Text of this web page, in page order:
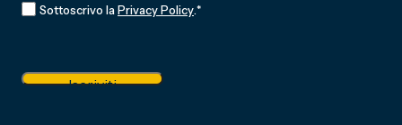
CONSENSO*
Sottoscrivo laPrivacy Policy.*
Iscriviti